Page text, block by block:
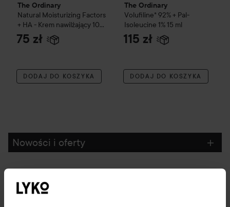
The Ordinary
Natural Moisturizing Factors
+ HA - Krem nawilżający 100
ml
75 zł
DODAJ DO KOSZYKA
The Ordinary
Volufiline* 92% + Pal-
Isoleucine 1% 15 ml
115 zł
DODAJ DO KOSZYKA
Nowości i oferty